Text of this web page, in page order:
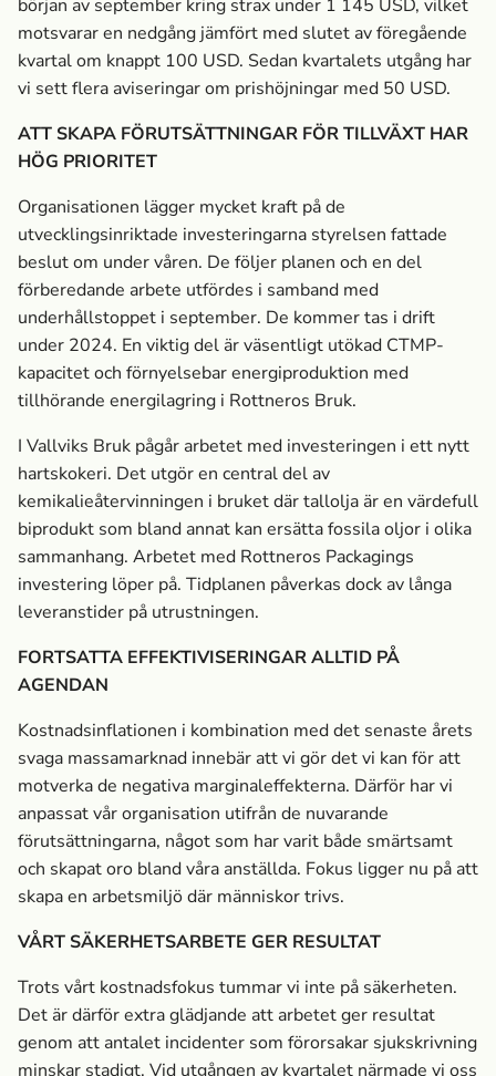
början av september kring strax under 1 145 USD, vilket
motsvarar en nedgång jämfört med slutet av föregående
kvartal om knappt 100 USD. Sedan kvartalets utgång har
vi sett flera aviseringar om prishöjningar med 50 USD.
ATT SKAPA FÖRUTSÄTTNINGAR FÖR TILLVÄXT HAR
HÖG PRIORITET
Organisationen lägger mycket kraft på de
utvecklingsinriktade investeringarna styrelsen fattade
beslut om under våren. De följer planen och en del
förberedande arbete utfördes i samband med
underhållstoppet i september. De kommer tas i drift
under 2024. En viktig del är väsentligt utökad CTMP-
kapacitet och förnyelsebar energiproduktion med
tillhörande energilagring i Rottneros Bruk.
I Vallviks Bruk pågår arbetet med investeringen i ett nytt
hartskokeri. Det utgör en central del av
kemikalieåtervinningen i bruket där tallolja är en värdefull
biprodukt som bland annat kan ersätta fossila oljor i olika
sammanhang. Arbetet med Rottneros Packagings
investering löper på. Tidplanen påverkas dock av långa
leveranstider på utrustningen.
FORTSATTA EFFEKTIVISERINGAR ALLTID PÅ
AGENDAN
Kostnadsinflationen i kombination med det senaste årets
svaga massa­marknad innebär att vi gör det vi kan för att
motverka de negativa marginaleffekterna. Därför har vi
anpassat vår organisation utifrån de nuvarande
förutsättningarna, något som har varit både smärtsamt
och skapat oro bland våra anställda. Fokus ligger nu på att
skapa en arbetsmiljö där människor trivs.
VÅRT SÄKERHETSARBETE GER RESULTAT
Trots vårt kostnadsfokus tummar vi inte på säkerheten.
Det är därför extra glädjande att arbetet ger resultat
genom att antalet incidenter som förorsakar sjukskrivning
minskar stadigt. Vid utgången av kvartalet närmade vi oss